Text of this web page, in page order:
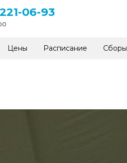
06-93
Цены Расписание Сборы